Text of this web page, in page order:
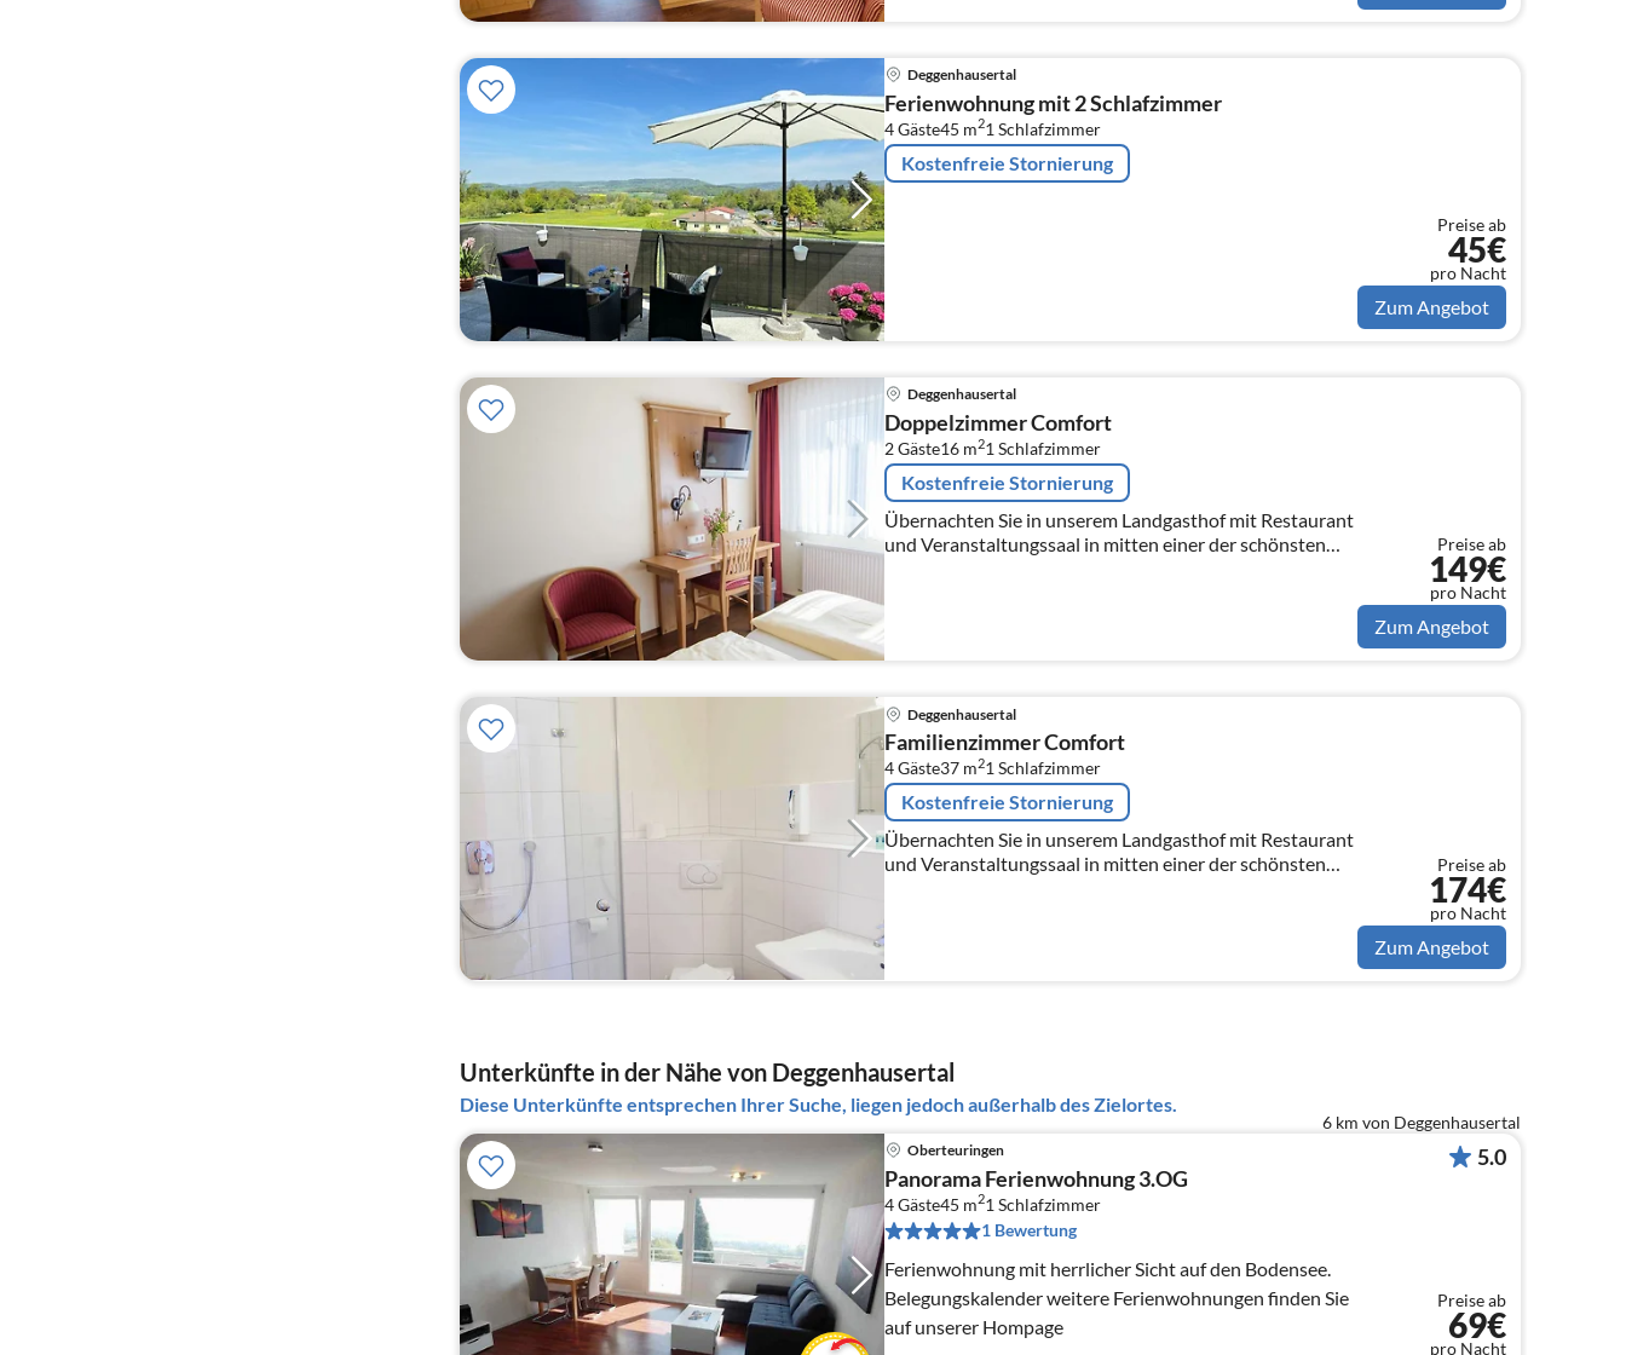
Deggenhausertal
Ferienwohnung mit 2 Schlafzimmer
4 Gäste45 m21 Schlafzimmer
Kostenfreie Stornierung
Preise ab
45€
pro Nacht
Zum Angebot
Deggenhausertal
Doppelzimmer Comfort
2 Gäste16 m21 Schlafzimmer
Kostenfreie Stornierung
Übernachten Sie in unserem Landgasthof mit Restaurant
und Veranstaltungssaal in mitten einer der schönsten
Preise ab
149€
pro Nacht
Zum Angebot
Deggenhausertal
Familienzimmer Comfort
4 Gäste37 m21 Schlafzimmer
Kostenfreie Stornierung
Übernachten Sie in unserem Landgasthof mit Restaurant
und Veranstaltungssaal in mitten einer der schönsten
Preise ab
174€
pro Nacht
Zum Angebot
Unterkünfte in der Nähe von Deggenhausertal
Diese Unterkünfte entsprechen Ihrer Suche, liegen jedoch außerhalb des Zielortes.
6 km von Deggenhausertal
Oberteuringen
Panorama Ferienwohnung 3.OG
4 Gäste45 m21 Schlafzimmer
1 Bewertung
Ferienwohnung mit herrlicher Sicht auf den Bodensee.
Belegungskalender weitere Ferienwohnungen finden Sie
auf unserer Hompage
5.0
Preise ab
69€
pro Nacht